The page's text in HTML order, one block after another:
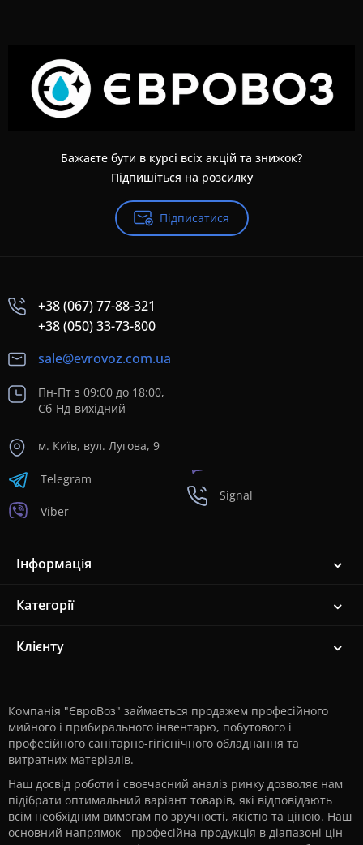
Бажаєте бути в курсі всіх акцій та знижок?
Підпишіться на розсилку
Підписатися
+38 (067) 77-88-321
+38 (050) 33-73-800
sale@evrovoz.com.ua
Пн-Пт з 09:00 до 18:00,
Сб-Нд-вихідний
м. Київ, вул. Лугова, 9
Telegram
Viber
Signal
Інформація
Категорії
Клієнту
Компанія "ЄвроВоз" займається продажем професійного
мийного і прибирального інвентарю, побутового і
професійного санітарно-гігієнічного обладнання та
витратних матеріалів.
Наш досвід роботи і своєчасний аналіз ринку дозволяє нам
підібрати оптимальний варіант товарів, які відповідають
всім необхідним вимогам по зручності, якістю та ціною. Наш
основний напрямок - професійна продукція в діапазоні цін